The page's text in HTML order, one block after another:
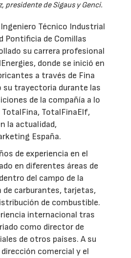
presidente de Sigaus y Genci.
Técnico Industrial
Pontificia de Comillas
su carrera profesional
donde se inició en
a través de Fina
su trayectoria durante las
de la compañía a lo
TotalFinaElf,
la actualidad,
España.
de experiencia en el
en diferentes áreas de
del campo de la
de carburantes, tarjetas,
de combustible.
internacional tras
como director de
de otros países. A su
comercial y el